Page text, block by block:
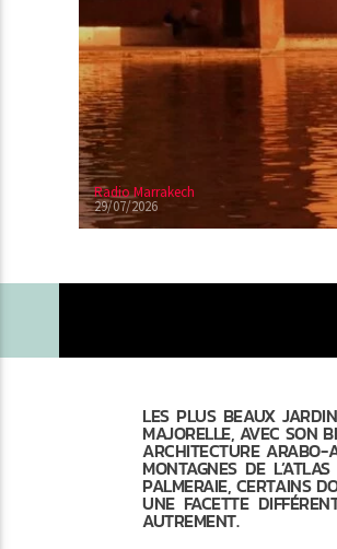
Radio Marrakech
29/07/2026
LES PLUS BEAUX
MAJORELLE, AVEC SON
ARCHITECTURE ARABO-
MONTAGNES DE
PALMERAIE, CERTAINS
UNE FACETTE
AUTREMENT.